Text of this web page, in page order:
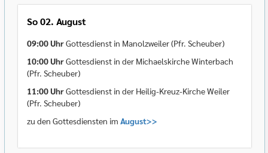
So 02. August
09:00 UhrGottesdienst in Manolzweiler (Pfr. Scheuber)
10:00 UhrGottesdienst in der Michaelskirche Winterbach
(Pfr. Scheuber)
11:00 UhrGottesdienst in der Heilig-Kreuz-Kirche Weiler
(Pfr. Scheuber)
zu den Gottesdiensten im August>>